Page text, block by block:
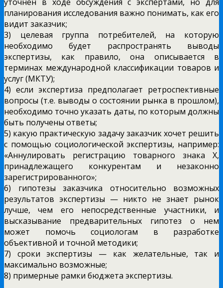
планирования исследования важно понимать, как его
видит заказчик;
3) целевая группа потребителей, на которую
необходимо будет распространять выводы
экспертизы, как правило, она описывается в
терминах международной классификации товаров и
услуг (МКТУ);
4) если экспертиза предполагает ретроспективные
вопросы (т.е. выводы о состоянии рынка в прошлом),
необходимо точно указать даты, по которым должны
быть получены ответы;
5) какую практическую задачу заказчик хочет решить
с помощью социологической экспертизы, например:
«Аннулировать регистрацию товарного знака Х,
принадлежащего конкурентам и незаконно
зарегистрированного»;
6) гипотезы заказчика относительно возможных
результатов экспертизы — никто не знает рынок
лучше, чем его непосредственные участники, и
высказывание предварительных гипотез о нем
может помочь социологам в разработке
объективной и точной методики;
7) сроки экспертизы — как желательные, так и
максимально возможные;
8) примерные рамки бюджета экспертизы.